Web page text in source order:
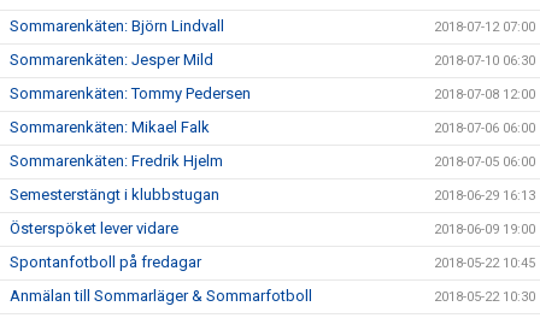
Sommarenkäten: Björn Lindvall 2018-07-12 07:00
Sommarenkäten: Jesper Mild 2018-07-10 06:30
Sommarenkäten: Tommy Pedersen 2018-07-08 12:00
Sommarenkäten: Mikael Falk 2018-07-06 06:00
Sommarenkäten: Fredrik Hjelm 2018-07-05 06:00
Semesterstängt i klubbstugan 2018-06-29 16:13
Österspöket lever vidare 2018-06-09 19:00
Spontanfotboll på fredagar 2018-05-22 10:45
Anmälan till Sommarläger & Sommarfotboll 2018-05-22 10:30